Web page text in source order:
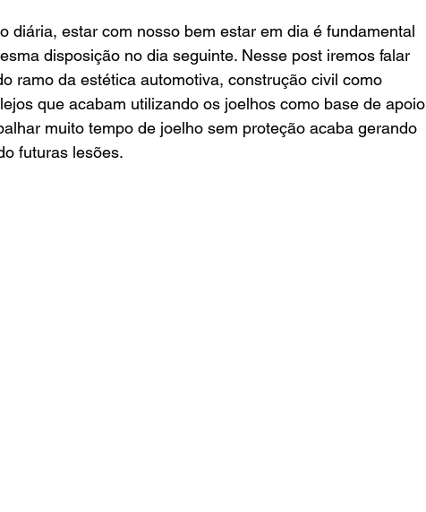
diária, estar com nosso bem estar em dia é fundamental
disposição no dia seguinte. Nesse post iremos falar
ramo da estética automotiva, construção civil como
que acabam utilizando os joelhos como base de apoio
muito tempo de joelho sem proteção acaba gerando
futuras lesões.